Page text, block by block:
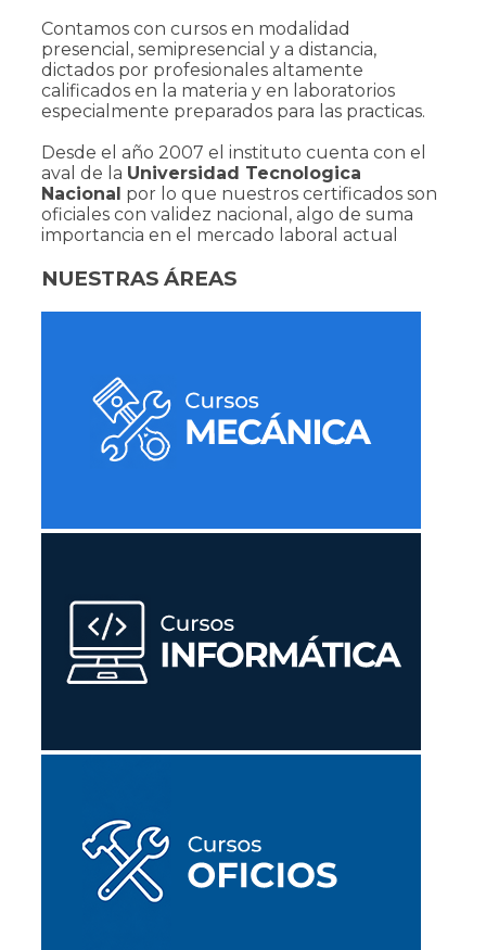
Contamos con cursos en modalidad
presencial, semipresencial y a distancia,
dictados por profesionales altamente
calificados en la materia y en laboratorios
especialmente preparados para las practicas.
Desde el año 2007 el instituto cuenta con el
aval de la Universidad Tecnologica
Nacional por lo que nuestros certificados son
oficiales con validez nacional, algo de suma
importancia en el mercado laboral actual
NUESTRAS ÁREAS